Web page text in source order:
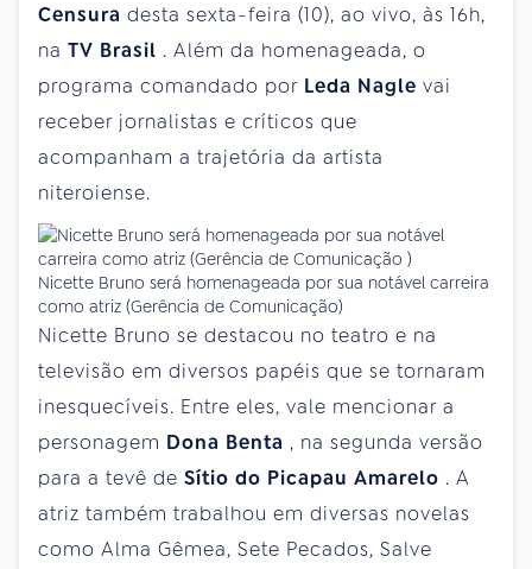
Censura desta sexta-feira (10), ao vivo, às 16h,
na TV Brasil . Além da homenageada, o
programa comandado por Leda Nagle vai
receber jornalistas e críticos que
acompanham a trajetória da artista
niteroiense.
Nicette Bruno será homenageada por sua notável carreira
como atriz (Gerência de Comunicação)
Nicette Bruno se destacou no teatro e na
televisão em diversos papéis que se tornaram
inesquecíveis. Entre eles, vale mencionar a
personagem Dona Benta , na segunda versão
para a tevê de Sítio do Picapau Amarelo . A
atriz também trabalhou em diversas novelas
como Alma Gêmea, Sete Pecados, Salve